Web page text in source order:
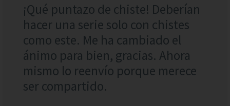
¡Qué puntazo de chiste! Deberían
hacer una serie solo con chistes
como este. Me ha cambiado el
ánimo para bien, gracias. Ahora
mismo lo reenvío porque merece
ser compartido.